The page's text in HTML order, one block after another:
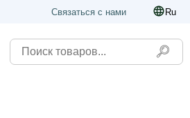
Связаться с нами Ru